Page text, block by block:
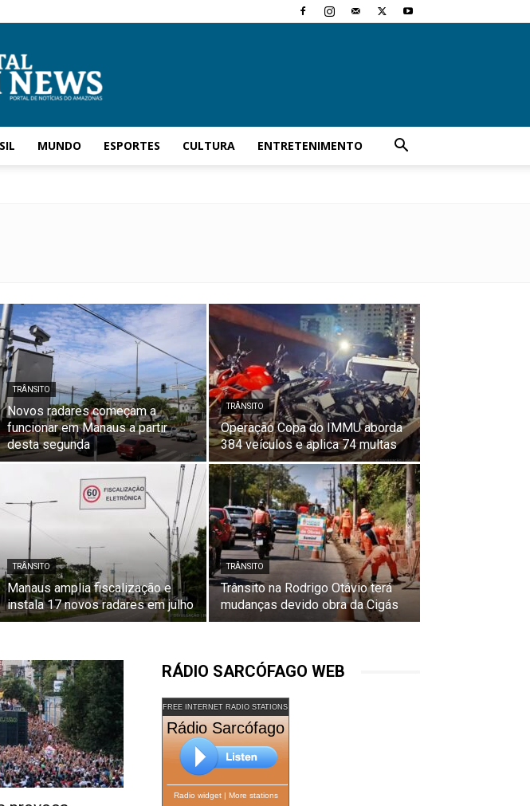
MUNDO ESPORTES CULTURA ENTRETENIMENTO
TRÂNSITO
Novos radares começam a
funcionar em Manaus a partir
desta segunda
TRÂNSITO
Operação Copa do IMMU aborda
384 veículos e aplica 74 multas
TRÂNSITO
Manaus amplia fiscalização e
instala 17 novos radares em julho
TRÂNSITO
Trânsito na Rodrigo Otávio terá
mudanças devido obra da Cigás
RÁDIO SARCÓFAGO WEB
FREE INTERNET RADIO STATIONS
Rádio Sarcófago
Radio widget| More stations